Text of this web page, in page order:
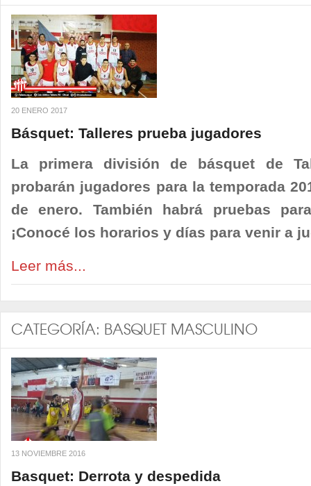
20 ENERO 2017
Básquet: Talleres prueba jugadores
La primera división de básquet de
probarán jugadores para la temporada
de enero. También habrá pruebas
¡Conocé los horarios y días para venir a
Leer más...
CATEGORÍA: BASQUET MASCULINO
13 NOVIEMBRE 2016
Basquet: Derrota y despedida